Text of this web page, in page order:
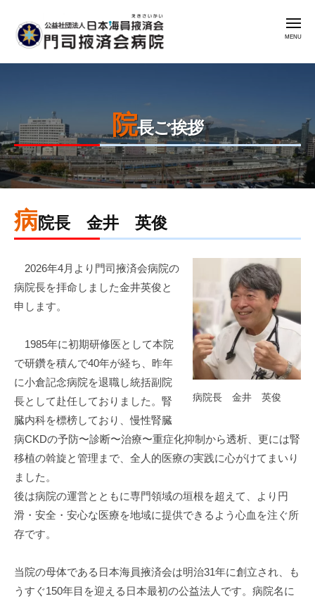
ン
キ
ッ
プ
公
団
法
人
日
海
員
済
会
門
司
掖
済
会
病
院
門
会
病
院
メ
ニ
院長ご挨拶
2026
年
8
日
by
admin
病院長 金井 英俊
病院長 金井 英俊
2026年4月より門司掖済会病院の
病院長を拝命しました金井英俊と
申します。
1985年に初期研修医として本院
で研鑽を積んで40年が経ち、昨年
に小倉記念病院を退職し統括副院
長として赴任しておりました。腎
臓内科を標榜しており、慢性腎臓
病CKDの予防〜診断〜治療〜重症化抑制から透析、更には腎
移植の斡旋と管理まで、全人的医療の実践に心がけてまいり
ました。
後は病院の運営とともに専門領域の垣根を超えて、より円
滑・安全・安心な医療を地域に提供できるよう心血を注ぐ所
存です。
当院の母体である日本海員掖済会は明治31年に創立され、も
うすぐ150年目を迎える日本最初の公益法人です。病院名に
社
団
法
海
員
掖
済
門
掖
済
会